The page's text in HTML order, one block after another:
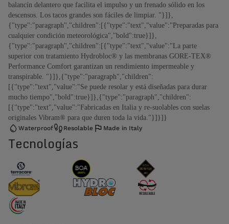
balancín delantero que facilita el impulso y un frenado sólido en los
descensos. Los tacos grandes son fáciles de limpiar. "}]},
{"type":"paragraph","children":[{"type":"text","value":"Preparadas para
cualquier condición meteorológica","bold":true}]},
{"type":"paragraph","children":[{"type":"text","value":"La parte
superior con tratamiento Hydrobloc® y las membranas GORE-TEX®
Performance Comfort garantizan un rendimiento impermeable y
transpirable. "}]},{"type":"paragraph","children":
[{"type":"text","value":"Se puede resolar y está diseñadas para durar
mucho tiempo","bold":true}]},{"type":"paragraph","children":
[{"type":"text","value":"Fabricadas en Italia y re-suolables con suelas
originales Vibram® para que duren toda la vida."}]}]}
Waterproof Resolable Made in Italy
Tecnologías